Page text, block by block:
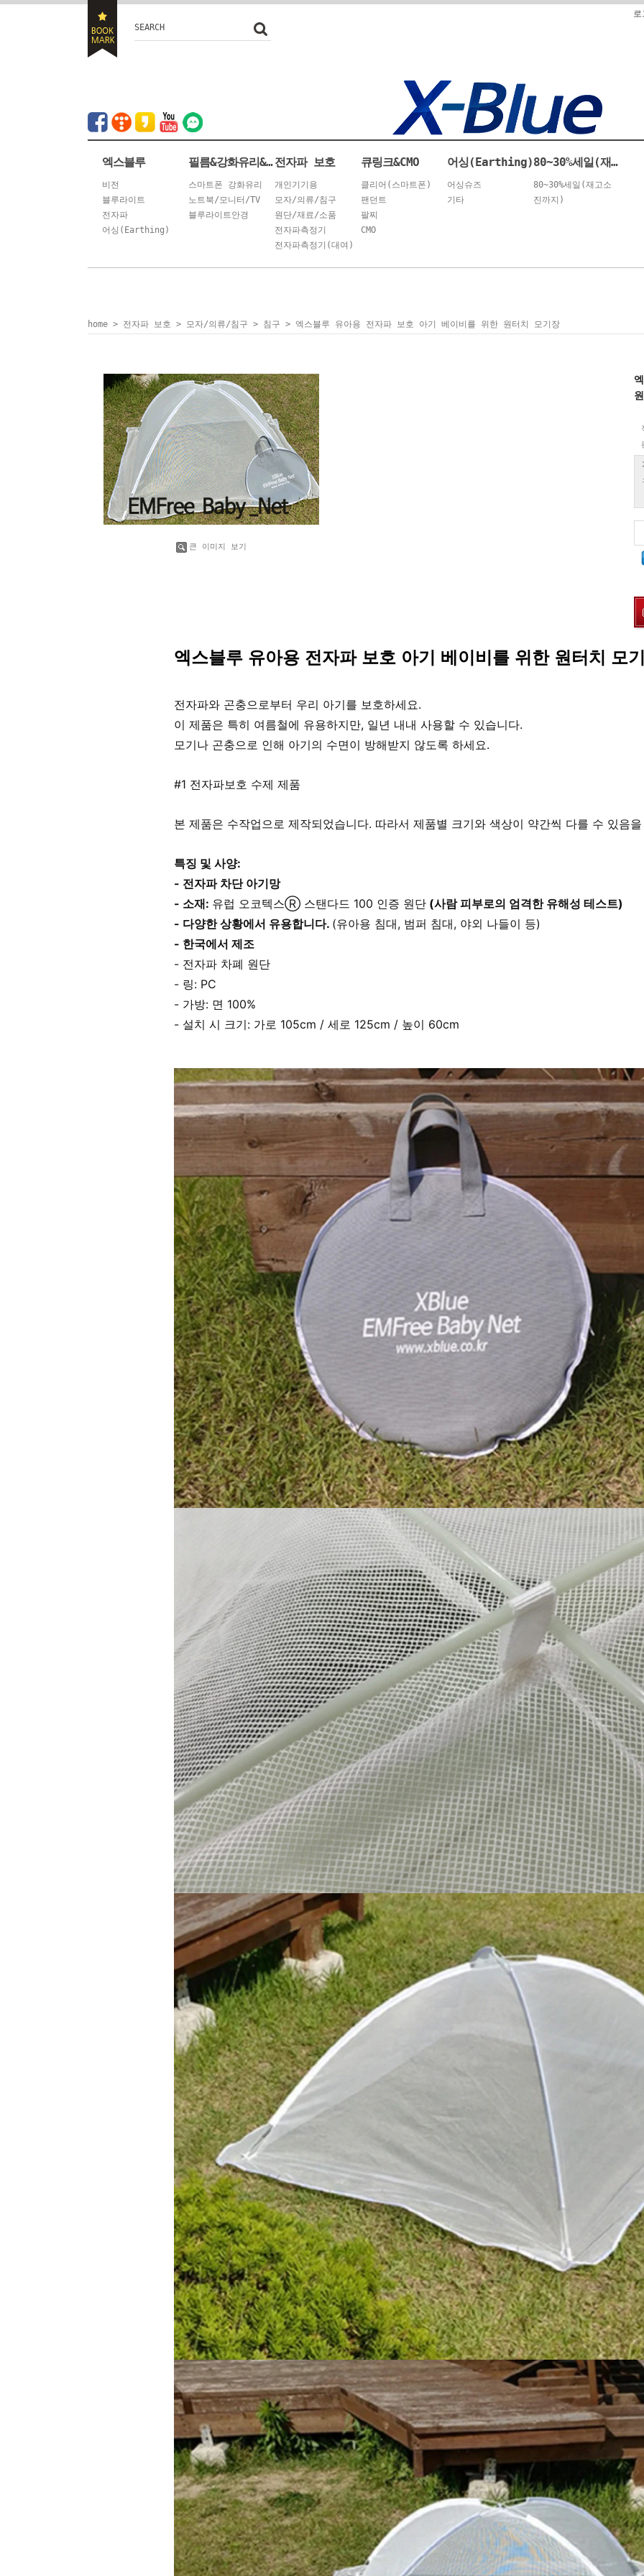
SEARCH
로
엑스블루
비전
블루라이트
전자파
어싱(Earthing)
필름&강화유리&안경
스마트폰 강화유리
노트북/모니터/TV
블루라이트안경
전자파 보호
개인기기용
모자/의류/침구
원단/재료/소품
전자파측정기
전자파측정기(대여)
큐링크&CMO
클리어(스마트폰)
팬던트
팔찌
CMO
어싱(Earthing)
어싱슈즈
기타
80~30%세일(재고소진까지)
80~30%세일(재고소
진까지)
home > 전자파 보호 > 모자/의류/침구 > 침구 > 엑스블루 유아용 전자파 보호 아기 베이비를 위한 원터치 모기장
큰 이미지 보기
엑스블루 유아용 전자파 보호 아기 베이비를 위한 원터치 모
전자파와 곤충으로부터 우리 아기를 보호하세요.
이 제품은 특히 여름철에 유용하지만, 일년 내내 사용할 수 있습니다.
모기나 곤충으로 인해 아기의 수면이 방해받지 않도록 하세요.
#1 전자파보호 수제 제품
본 제품은 수작업으로 제작되었습니다. 따라서 제품별 크기와 색상이 약간씩 다를 수 있음
특징 및 사양:
- 전자파 차단 아기망
- 소재: 유럽 오코텍스Ⓡ 스탠다드 100 인증 원단 (사람 피부로의 엄격한 유해성 테스트)
- 다양한 상황에서 유용합니다. (유아용 침대, 범퍼 침대, 야외 나들이 등)
- 한국에서 제조
- 전자파 차폐 원단
- 링: PC
- 가방: 면 100%
- 설치 시 크기: 가로 105cm / 세로 125cm / 높이 60cm